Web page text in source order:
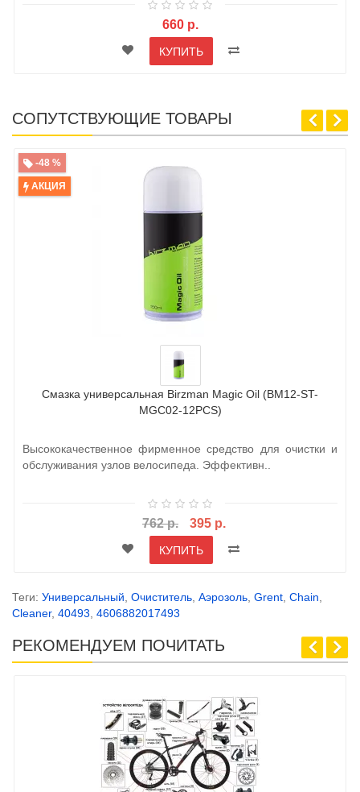
660 р.
КУПИТЬ
СОПУТСТВУЮЩИЕ ТОВАРЫ
-48 %
АКЦИЯ
Смазка универсальная Birzman Magic Oil (BM12-ST-
MGC02-12PCS)
Высококачественное фирменное средство для очистки и
обслуживания узлов велосипеда. Эффективн..
762 р. 395 р.
КУПИТЬ
Теги: Универсальный, Очиститель, Аэрозоль, Grent, Сhain,
Cleaner, 40493, 4606882017493
РЕКОМЕНДУЕМ ПОЧИТАТЬ